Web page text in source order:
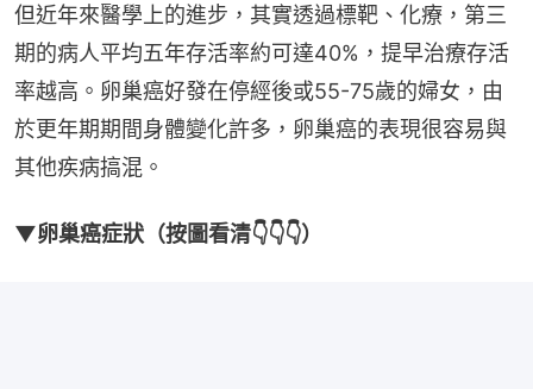
但近年來醫學上的進步，其實透過標靶、化療，第三
期的病人平均五年存活率約可達40%，提早治療存活
率越高。卵巢癌好發在停經後或55-75歲的婦女，由
於更年期期間身體變化許多，卵巢癌的表現很容易與
其他疾病搞混。
▼卵巢癌症狀（按圖看清👇👇👇）